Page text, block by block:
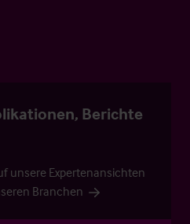
Berichte
unsere Expertenansichten
Branchen